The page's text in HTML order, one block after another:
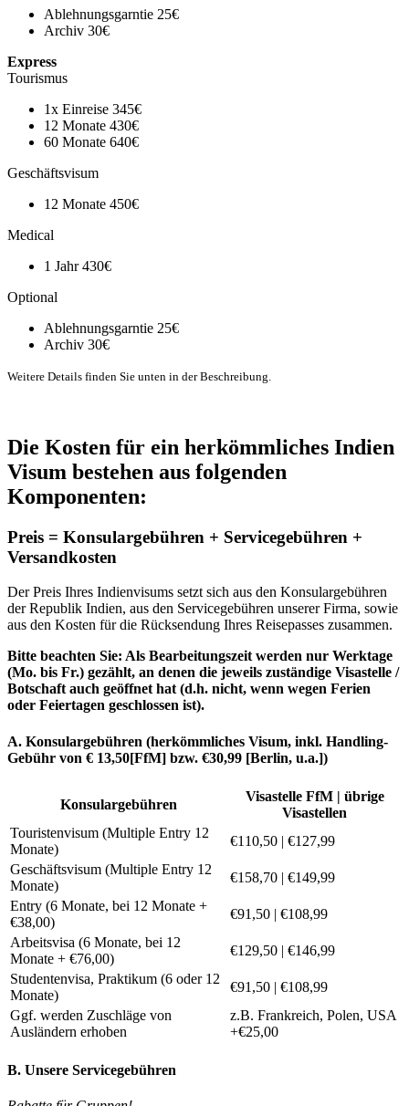
Ablehnungsgarntie 25€
Archiv 30€
Express
Tourismus
1x Einreise 345€
12 Monate 430€
60 Monate 640€
Geschäftsvisum
12 Monate 450€
Medical
1 Jahr 430€
Optional
Ablehnungsgarntie 25€
Archiv 30€
Weitere Details finden Sie unten in der Beschreibung.
Die Kosten für ein herkömmliches Indien
Visum bestehen aus folgenden
Komponenten:
Preis = Konsulargebühren + Servicegebühren +
Versandkosten
Der Preis Ihres Indienvisums setzt sich aus den Konsulargebühren
der Republik Indien, aus den Servicegebühren unserer Firma, sowie
aus den Kosten für die Rücksendung Ihres Reisepasses zusammen.
Bitte beachten Sie: Als Bearbeitungszeit werden nur Werktage
(Mo. bis Fr.) gezählt, an denen die jeweils zuständige Visastelle /
Botschaft auch geöffnet hat (d.h. nicht, wenn wegen Ferien
oder Feiertagen geschlossen ist).
A. Konsulargebühren (herkömmliches Visum, inkl. Handling-
Gebühr von € 13,50[FfM] bzw. €30,99 [Berlin, u.a.])
Konsulargebühren
Visastelle FfM | übrige
Visastellen
Touristenvisum (Multiple Entry 12
Monate)
€110,50 | €127,99
Geschäftsvisum (Multiple Entry 12
Monate)
€158,70 | €149,99
Entry (6 Monate, bei 12 Monate +
€38,00)
€91,50 | €108,99
Arbeitsvisa (6 Monate, bei 12
Monate + €76,00)
€129,50 | €146,99
Studentenvisa, Praktikum (6 oder 12
Monate)
€91,50 | €108,99
Ggf. werden Zuschläge von
Ausländern erhoben
z.B. Frankreich, Polen, USA
+€25,00
B. Unsere Servicegebühren